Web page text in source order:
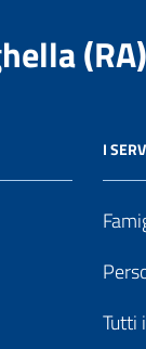
(RA)
I
Tutti